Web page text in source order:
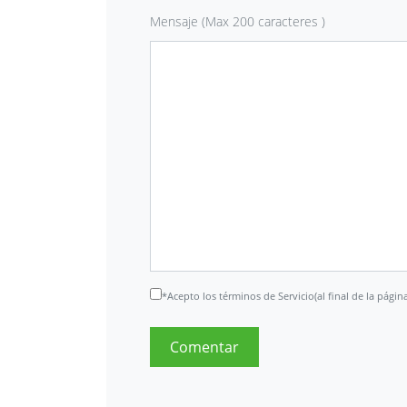
Mensaje (Max 200 caracteres )
*Acepto los términos de Servicio(al final de la